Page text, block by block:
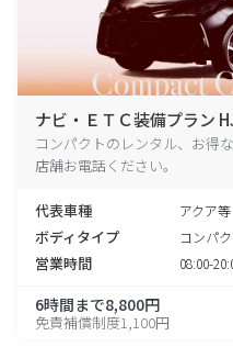
ナビ・ＥＴＣ装備プラン
コンパクトのレンタル、お得
店舗お電話ください。
代表車種 アクア
ボディタイプ コンパ
営業時間 08:00-
6時間まで8,800円
免責補償制度1,100円